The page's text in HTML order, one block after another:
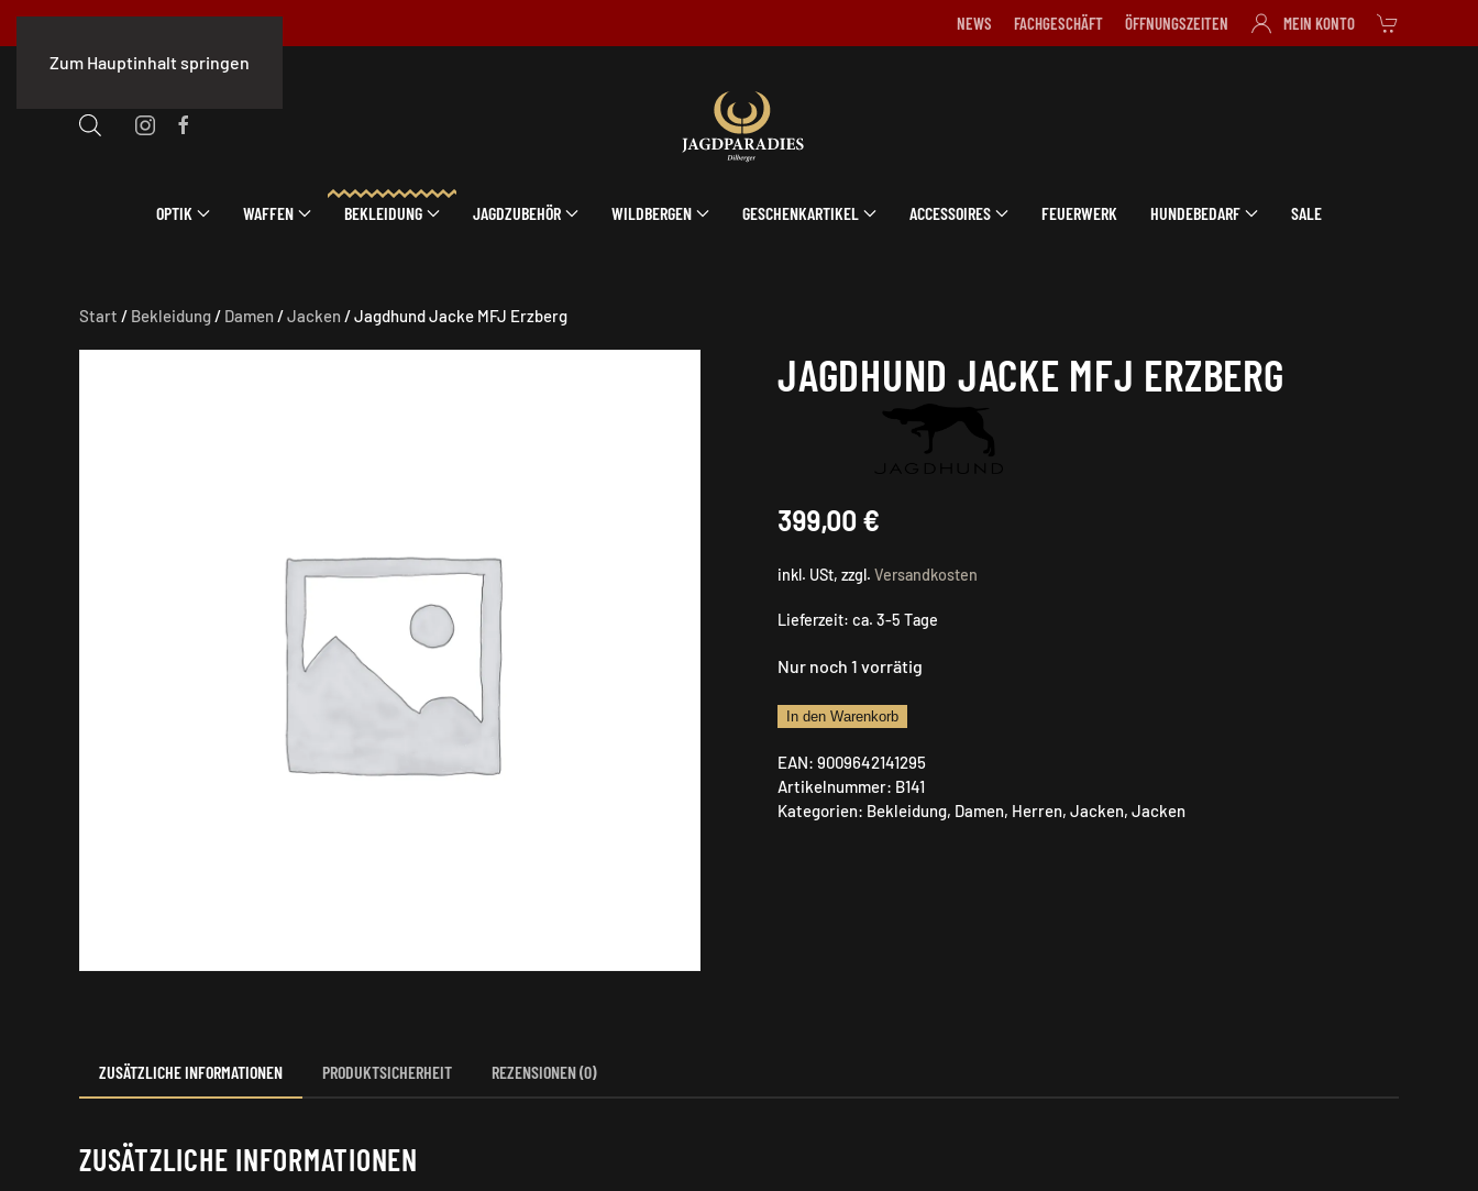
Zum Hauptinhalt springen
NEWS FACHGESCHÄFT ÖFFNUNGSZEITEN MEIN KONTO
OPTIK WAFFEN BEKLEIDUNG JAGDZUBEHÖR WILDBERGEN GESCHENKARTIKEL ACCESSOIRES FEUERWERK HUNDEBEDARF SALE
Start / Bekleidung/ Damen /Jacken / Jagdhund Jacke MFJ Erzberg
JAGDHUND JACKE MFJ ERZBERG
399,00 €
inkl. USt, zzgl. Versandkosten
Lieferzeit: ca. 3-5 Tage
Nur noch 1 vorrätig
Jagdhund
MFJ
Erzberg
Menge
In den Warenkorb
EAN: 9009642141295
Artikelnummer: B141
Kategorien: Bekleidung, Damen, Herren, Jacken, Jacken
ZUSÄTZLICHE INFORMATIONEN PRODUKTSICHERHEIT REZENSIONEN (0)
ZUSÄTZLICHE INFORMATIONEN